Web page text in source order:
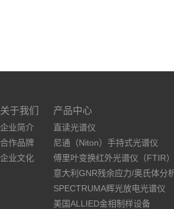
关于我们
企业简介
合作品牌
企业文化
产品中心
直读光谱仪
尼通（Niton）手持式光谱仪
傅里叶变换红外光谱仪（FTIR）
意大利GNR残余应力/奥氏体分
SPECTRUMA辉光放电光谱仪
美国ALLIED金相制样设备